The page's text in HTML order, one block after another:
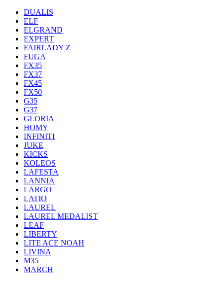
DUALIS
ELF
ELGRAND
EXPERT
FAIRLADY Z
FUGA
FX35
FX37
FX45
FX50
G35
G37
GLORIA
HOMY
INFINITI
JUKE
KICKS
KOLEOS
LAFESTA
LANNIA
LARGO
LATIO
LAUREL
LAUREL MEDALIST
LEAF
LIBERTY
LITE ACE NOAH
LIVINA
M35
MARCH